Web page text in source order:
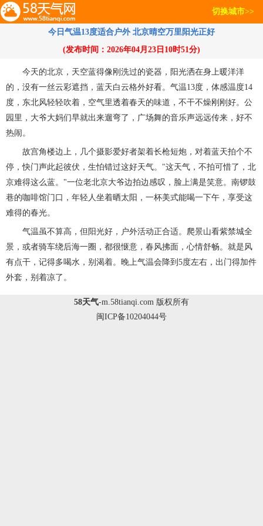
切换城市>>
今日气温13度适合户外 北京晴空万里阳光正好
(发布时间：2026年04月23日10时51分)
今天的北京，天空蓝得像刚洗过的瓷器，阳光洒在身上暖洋洋
的，没有一丝云彩遮挡，蓝天白云格外好看。气温13度，体感温度14
度，东北风轻轻吹着，空气里透着春天的味道，不干不燥刚刚好。公
园里，大爷大妈们早就出来遛弯了，广场舞的音乐声远远传来，好不
热闹。
故宫角楼边上，几个摄影爱好者架着长枪短炮，对着蓝天拍个不
停，快门声此起彼伏，生怕错过这好天气。"这天气，不拍可惜了，北
京难得这么蓝。"一位老北京大爷边拍边感叹，脸上满是笑意。南锣鼓
巷的咖啡馆门口，年轻人坐着晒太阳，一杯美式能喝一下午，享受这
难得的春光。
气温虽不算高，但阳光好，户外活动正合适。爬景山看紫禁城全
景，或者骑车绕后海一圈，都很惬意，春风拂面，心情舒畅。就是风
有点干，记得多喝水，别渴着。晚上气温会降到5度左右，出门得加件
外套，别着凉了。
58天气-m.58tianqi.com 版权所有
闽ICP备10204044号